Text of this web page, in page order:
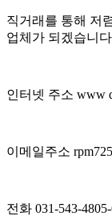
직거래를 통해 저
업체가 되겠습니다
인터넷 주소 www
이메일주소
전화 031-543-